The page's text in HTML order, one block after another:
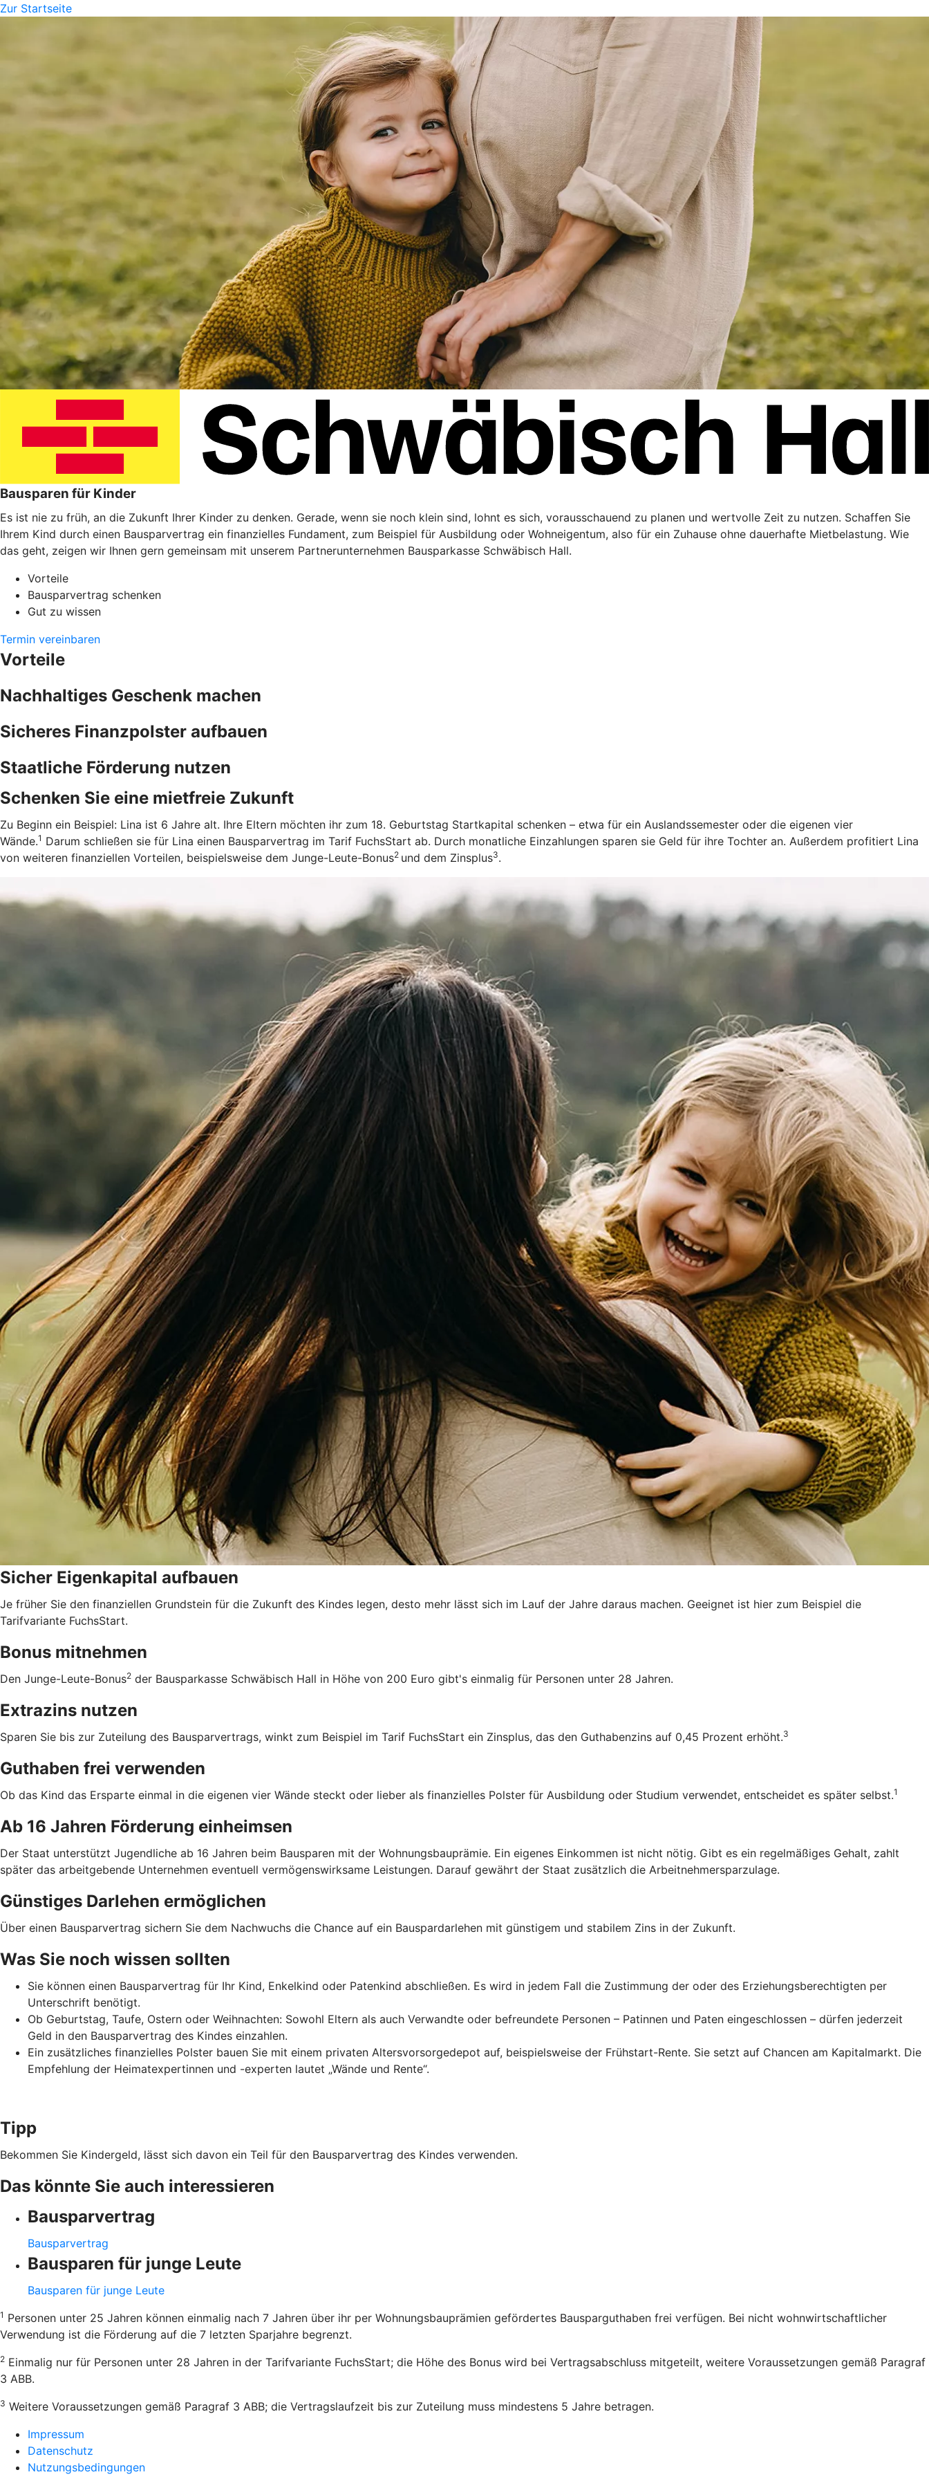
Zur Startseite
Bausparen für Kinder
Es ist nie zu früh, an die Zukunft Ihrer Kinder zu denken. Gerade, wenn sie noch klein sind, lohnt es sich, vorausschauend zu planen und wertvolle Zeit zu nutzen. Schaffen Sie
Ihrem Kind durch einen Bausparvertrag ein finanzielles Fundament, zum Beispiel für Ausbildung oder Wohneigentum, also für ein Zuhause ohne dauerhafte Mietbelastung. Wie
das geht, zeigen wir Ihnen gern gemeinsam mit unserem Partnerunternehmen Bausparkasse Schwäbisch Hall.
Vorteile
Bausparvertrag schenken
Gut zu wissen
Termin vereinbaren
Vorteile
Nachhaltiges Geschenk machen
Sicheres Finanzpolster aufbauen
Staatliche Förderung nutzen
Schenken Sie eine mietfreie Zukunft
Zu Beginn ein Beispiel: Lina ist 6 Jahre alt. Ihre Eltern möchten ihr zum 18. Geburtstag Startkapital schenken – etwa für ein Auslandssemester oder die eigenen vier
Wände.1 Darum schließen sie für Lina einen Bausparvertrag im Tarif FuchsStart ab. Durch monatliche Einzahlungen sparen sie Geld für ihre Tochter an. Außerdem profitiert Lina
von weiteren finanziellen Vorteilen, beispielsweise dem Junge-Leute-Bonus2 und dem Zinsplus3.
Sicher Eigenkapital aufbauen
Je früher Sie den finanziellen Grundstein für die Zukunft des Kindes legen, desto mehr lässt sich im Lauf der Jahre daraus machen. Geeignet ist hier zum Beispiel die
Tarifvariante FuchsStart.
Bonus mitnehmen
Den Junge-Leute-Bonus2 der Bausparkasse Schwäbisch Hall in Höhe von 200 Euro gibt's einmalig für Personen unter 28 Jahren.
Extrazins nutzen
Sparen Sie bis zur Zuteilung des Bausparvertrags, winkt zum Beispiel im Tarif FuchsStart ein Zinsplus, das den Guthabenzins auf 0,45 Prozent erhöht.3
Guthaben frei verwenden
Ob das Kind das Ersparte einmal in die eigenen vier Wände steckt oder lieber als finanzielles Polster für Ausbildung oder Studium verwendet, entscheidet es später selbst.1
Ab 16 Jahren Förderung einheimsen
Der Staat unterstützt Jugendliche ab 16 Jahren beim Bausparen mit der Wohnungsbauprämie. Ein eigenes Einkommen ist nicht nötig. Gibt es ein regelmäßiges Gehalt, zahlt
später das arbeitgebende Unternehmen eventuell vermögenswirksame Leistungen. Darauf gewährt der Staat zusätzlich die Arbeitnehmer­spar­zulage.
Günstiges Darlehen ermöglichen
Über einen Bausparvertrag sichern Sie dem Nachwuchs die Chance auf ein Bauspardarlehen mit günstigem und stabilem Zins in der Zukunft.
Was Sie noch wissen sollten
Sie können einen Bausparvertrag für Ihr Kind, Enkelkind oder Patenkind abschließen. Es wird in jedem Fall die Zustimmung der oder des Erziehungsberechtigten per
Unterschrift benötigt.
Ob Geburtstag, Taufe, Ostern oder Weihnachten: Sowohl Eltern als auch Verwandte oder befreundete Personen – Patinnen und Paten eingeschlossen – dürfen jederzeit
Geld in den Bausparvertrag des Kindes einzahlen.
Ein zusätzliches finanzielles Polster bauen Sie mit einem privaten Altersvorsorgedepot auf, beispielsweise der Frühstart-Rente. Sie setzt auf Chancen am Kapitalmarkt. Die
Empfehlung der Heimatexpertinnen und -experten lautet „Wände und Rente“.
Tipp
Bekommen Sie Kindergeld, lässt sich davon ein Teil für den Bausparvertrag des Kindes verwenden.
Das könnte Sie auch interessieren
Bausparvertrag
Bausparvertrag
Bausparen für junge Leute
Bausparen für junge Leute
1 Personen unter 25 Jahren können einmalig nach 7 Jahren über ihr per Wohnungsbauprämien gefördertes Bausparguthaben frei verfügen. Bei nicht wohnwirtschaftlicher
Verwendung ist die Förderung auf die 7 letzten Sparjahre begrenzt.
2 Einmalig nur für Personen unter 28 Jahren in der Tarifvariante FuchsStart; die Höhe des Bonus wird bei Vertragsabschluss mitgeteilt, weitere Voraussetzungen gemäß Paragraf
3 ABB.
3 Weitere Voraussetzungen gemäß Paragraf 3 ABB; die Vertragslaufzeit bis zur Zuteilung muss mindestens 5 Jahre betragen.
Impressum
Datenschutz
Nutzungsbedingungen